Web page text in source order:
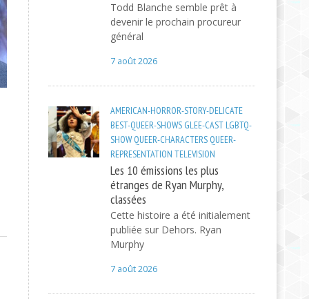
Todd Blanche semble prêt à
devenir le prochain procureur
général
7 août 2026
AMERICAN-HORROR-STORY-DELICATE
BEST-QUEER-SHOWS GLEE-CAST LGBTQ-
SHOW QUEER-CHARACTERS QUEER-
REPRESENTATION TELEVISION
Les 10 émissions les plus
étranges de Ryan Murphy,
classées
Cette histoire a été initialement
publiée sur Dehors. Ryan
Murphy
7 août 2026